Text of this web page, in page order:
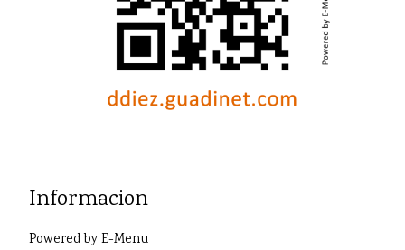
Informacion
Powered byE-Menu